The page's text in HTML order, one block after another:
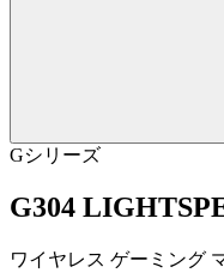
Gシリーズ
G304
ワイヤレス ゲーミング